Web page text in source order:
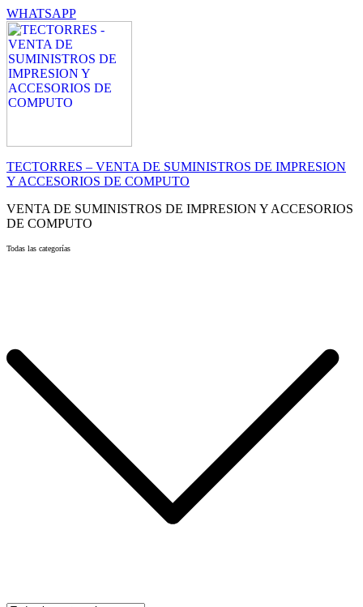
WHATSAPP
TECTORRES – VENTA DE SUMINISTROS DE IMPRESION
Y ACCESORIOS DE COMPUTO
VENTA DE SUMINISTROS DE IMPRESION Y ACCESORIOS
DE COMPUTO
Todas las categorías